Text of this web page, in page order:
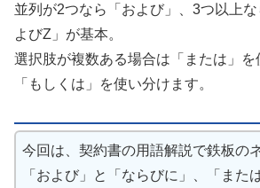
並列が2つなら「および」、3つ以上
よびZ」が基本。
選択肢が複数ある場合は「または」を
「もしくは」を使い分けます。
今回は、契約書の用語解説で鉄板のネ
「および」と「ならびに」、「また